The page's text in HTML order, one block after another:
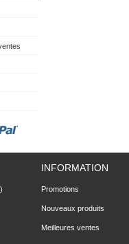
INFORMATION
Promotions
Nouveaux produits
Meilleures ventes